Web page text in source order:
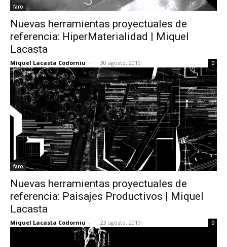
faro
Nuevas herramientas proyectuales de
referencia: HiperMaterialidad | Miquel
Lacasta
Miquel Lacasta Codorniu - 30 agosto, 2019 0
faro
Nuevas herramientas proyectuales de
referencia: Paisajes Productivos | Miquel
Lacasta
Miquel Lacasta Codorniu - 23 agosto, 2019 0